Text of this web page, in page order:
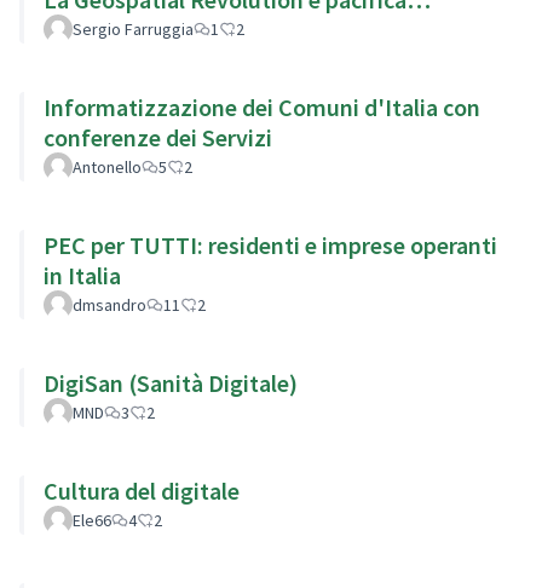
Sergio Farruggia 1 2
Informatizzazione dei Comuni d'Italia con
conferenze dei Servizi
Antonello 5 2
PEC per TUTTI: residenti e imprese operanti
in Italia
dmsandro 11 2
DigiSan (Sanità Digitale)
MND 3 2
Cultura del digitale
Ele66 4 2